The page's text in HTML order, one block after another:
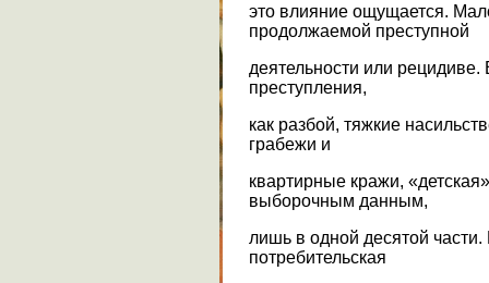
это влияние ощущается.
продолжаемой преступной
деятельности или рецидиве.
преступления,
как разбой, тяжкие
грабежи и
квартирные кражи,
выборочным данным,
лишь в одной десятой
потребительская